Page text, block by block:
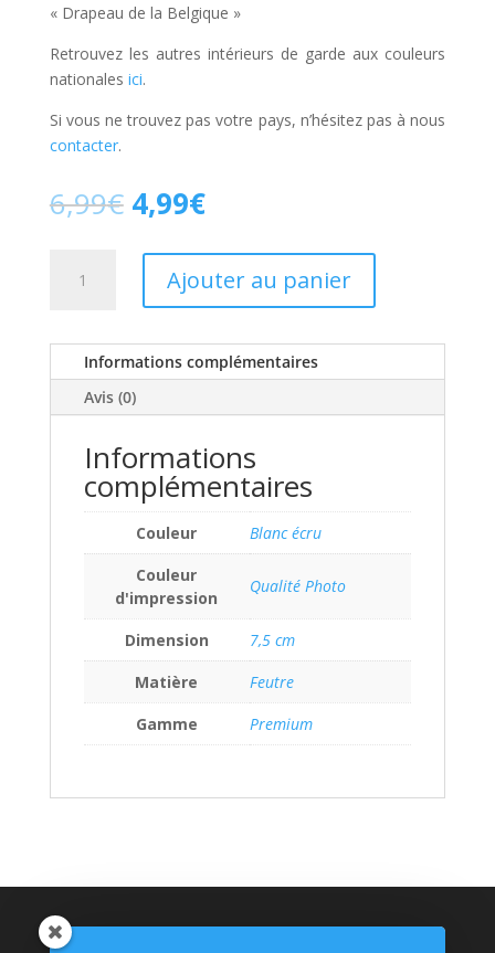
« Drapeau de la Belgique »
Retrouvez les autres intérieurs de garde aux couleurs
nationales ici.
Si vous ne trouvez pas votre pays, n’hésitez pas à nous
contacter.
6,99€ Le
prix
initial
était :
6,99€.
4,99€Le
prix
actuel
est :
4,99€.
Fleuret
[Deluxe]
Ajouter au panier
Informations complémentaires
Avis (0)
Informations
complémentaires
Couleur
Blanc écru
Couleur
d'impression
Qualité Photo
Dimension
7,5 cm
Matière
Feutre
Gamme
Premium
Catégories de produits